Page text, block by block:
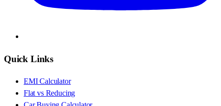
Quick Links
EMI Calculator
Flat vs Reducing